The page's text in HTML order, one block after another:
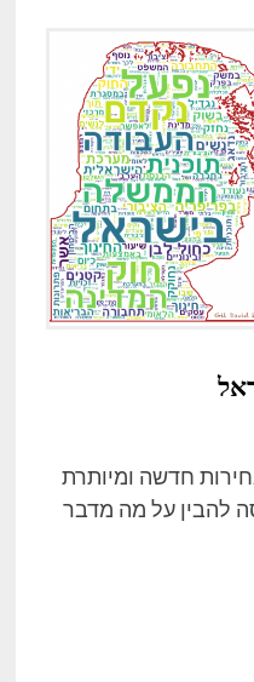
חדשה ומיותרת
אני מנסה להבין על מה מדבר